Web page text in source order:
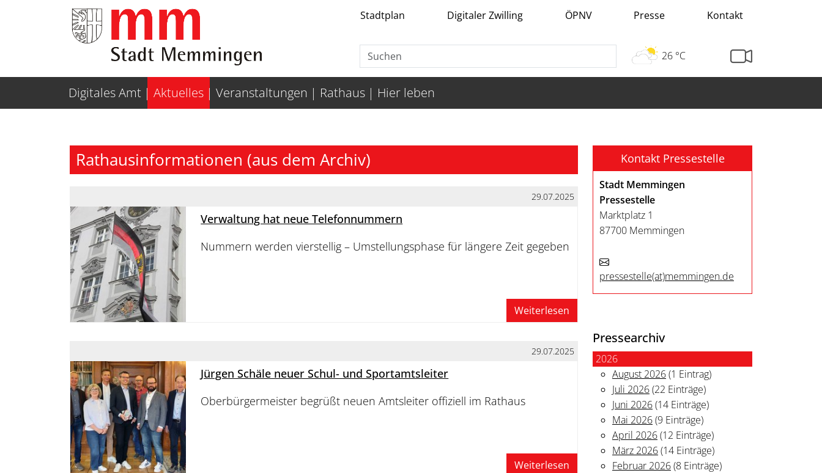
Weiter zur Navigation Weiter zum Inhalt Stadtplan Digitaler Zwilling ÖPNV Presse Kontakt
26 °C
Digitales Amt Aktuelles Veranstaltungen Rathaus Hier leben
Rathausinformationen (aus dem Archiv)
29.07.2025
Verwaltung hat neue Telefonnummern
Nummern werden vierstellig – Umstellungsphase für längere Zeit gegeben
Weiterlesen
29.07.2025
Jürgen Schäle neuer Schul- und Sportamtsleiter
Oberbürgermeister begrüßt neuen Amtsleiter offiziell im Rathaus
Weiterlesen
Kontakt Pressestelle
Stadt Memmingen
Pressestelle
Marktplatz 1
87700 Memmingen
pressestelle(at)memmingen.de
Pressearchiv
2026
August 2026(1 Eintrag)
Juli 2026(22 Einträge)
Juni 2026(14 Einträge)
Mai 2026(9 Einträge)
April 2026(12 Einträge)
März 2026(14 Einträge)
Februar 2026(8 Einträge)